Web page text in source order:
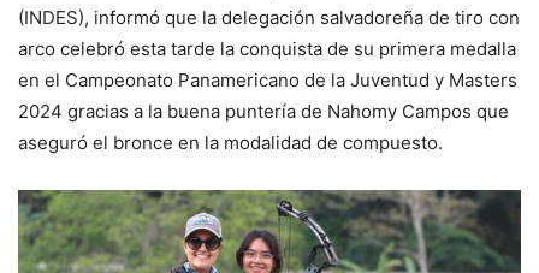
(INDES), informó que la delegación salvadoreña de tiro con
arco celebró esta tarde la conquista de su primera medalla
en el Campeonato Panamericano de la Juventud y Masters
2024 gracias a la buena puntería de Nahomy Campos que
aseguró el bronce en la modalidad de compuesto.